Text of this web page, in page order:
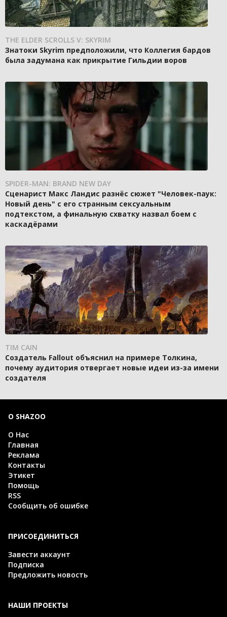
THE ELDER SCROLLS V: SKYRIM
Знатоки Skyrim предположили, что Коллегия бардов
была задумана как прикрытие Гильдии воров
SPIDER-MAN: BRAND NEW DAY
Сценарист Макс Ландис разнёс сюжет "Человек-паук:
Новый день" с его странным сексуальным
подтекстом, а финальную схватку назвал боем с
каскадёрами
TIM CAIN
Создатель Fallout объяснил на примере Толкина,
почему аудитория отвергает новые идеи из-за имени
создателя
О SHAZOO
О Нас
Главная
Реклама
Контакты
Этикет
Помощь
RSS
Сообщить об ошибке
ПРИСОЕДИНИТЬСЯ
Завести аккаунт
Подписка
Предложить новость
НАШИ ПРОЕКТЫ